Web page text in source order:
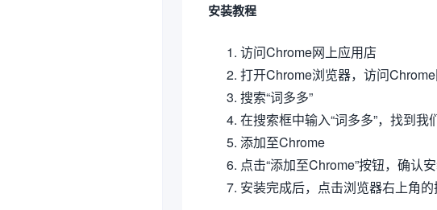
安装教程
访问Chrome网上应用店
打开Chrome浏览器，访问
搜索“词多多”
在搜索框中输入“词多多”，找到我
添加至Chrome
点击“添加至Chrome”按钮，确认
安装完成后，点击浏览器右上角